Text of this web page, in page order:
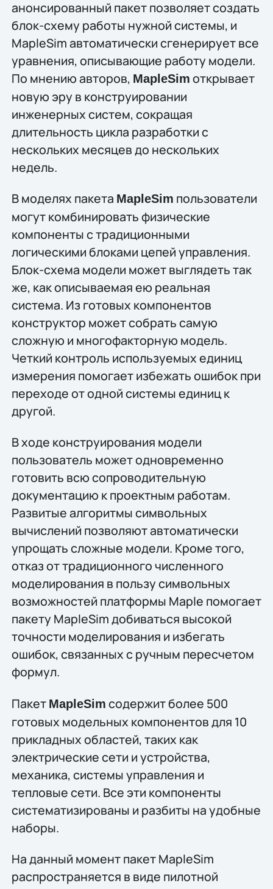
анонсированный пакет позволяет создать
блок-схему работы нужной системы, и
MapleSim автоматически сгенерирует все
уравнения, описывающие работу модели.
По мнению авторов, MapleSim открывает
новую эру в конструировании
инженерных систем, сокращая
длительность цикла разработки с
нескольких месяцев до нескольких
недель.
В моделях пакета MapleSim пользователи
могут комбинировать физические
компоненты с традиционными
логическими блоками цепей управления.
Блок-схема модели может выглядеть так
же, как описываемая ею реальная
система. Из готовых компонентов
конструктор может собрать самую
сложную и многофакторную модель.
Четкий контроль используемых единиц
измерения помогает избежать ошибок при
переходе от одной системы единиц к
другой.
В ходе конструирования модели
пользователь может одновременно
готовить всю сопроводительную
документацию к проектным работам.
Развитые алгоритмы символьных
вычислений позволяют автоматически
упрощать сложные модели. Кроме того,
отказ от традиционного численного
моделирования в пользу символьных
возможностей платформы Maple помогает
пакету MapleSim добиваться высокой
точности моделирования и избегать
ошибок, связанных с ручным пересчетом
формул.
Пакет MapleSim содержит более 500
готовых модельных компонентов для 10
прикладных областей, таких как
электрические сети и устройства,
механика, системы управления и
тепловые сети. Все эти компоненты
систематизированы и разбиты на удобные
наборы.
На данный момент пакет MapleSim
распространяется в виде пилотной